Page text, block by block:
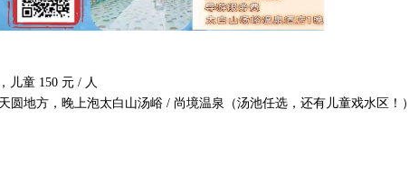
儿童 150 元 / 人
圆地方，晚上泡太白山汤峪 / 尚境温泉（汤池任选，还有儿童戏水区！）